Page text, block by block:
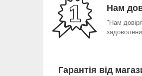
Нам
"Нам
Гарантія від